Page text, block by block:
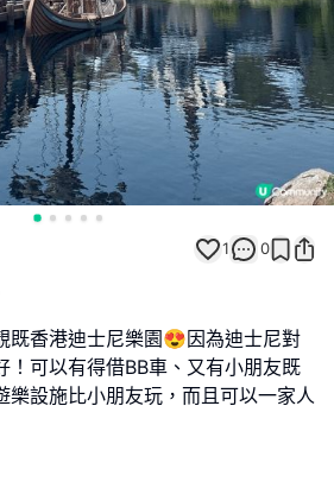
1 0
既香港迪士尼樂園😍因為迪士尼對
！可以有得借BB車、又有小朋友既
樂設施比小朋友玩，而且可以一家人